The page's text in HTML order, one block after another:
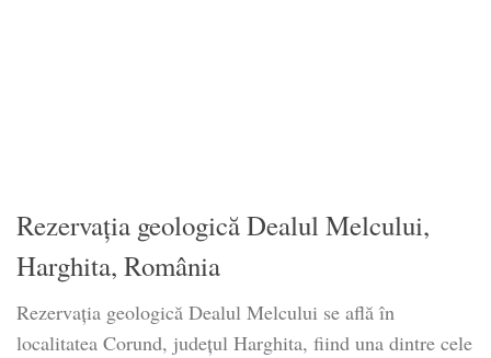
Rezervația geologică Dealul Melcului,
Harghita, România
Rezervația geologică Dealul Melcului se află în
localitatea Corund, județul Harghita, fiind una dintre cele